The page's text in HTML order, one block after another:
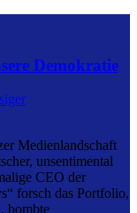
Demokratie
Medienlandschaft
unsentimental
CEO der
forsch das Portfolio,
bombte